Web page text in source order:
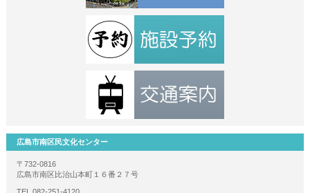
広島市南区民文化センター
〒732-0816
広島市南区比治山本町１６番２７号
TEL 082-251-4120